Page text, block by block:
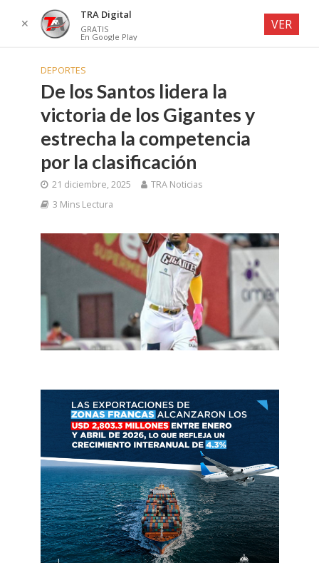
DEPORTES
De los Santos lidera la
victoria de los Gigantes y
estrecha la competencia
por la clasificación
21 diciembre, 2025
TRA Noticias
3 Mins Lectura
✕
TRA Digital
GRATIS
En Google Play
VER